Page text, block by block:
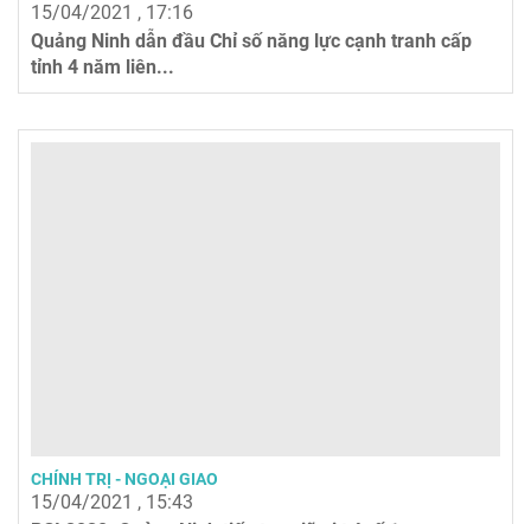
15/04/2021 , 17:16
Quảng Ninh dẫn đầu Chỉ số năng lực cạnh tranh cấp
tỉnh 4 năm liên...
CHÍNH TRỊ - NGOẠI GIAO
15/04/2021 , 15:43